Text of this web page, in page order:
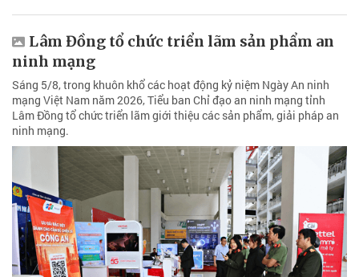
Lâm Đồng tổ chức triển lãm sản phẩm an
ninh mạng
Sáng 5/8, trong khuôn khổ các hoạt động kỷ niệm Ngày An ninh
mạng Việt Nam năm 2026, Tiểu ban Chỉ đạo an ninh mạng tỉnh
Lâm Đồng tổ chức triển lãm giới thiệu các sản phẩm, giải pháp an
ninh mạng.